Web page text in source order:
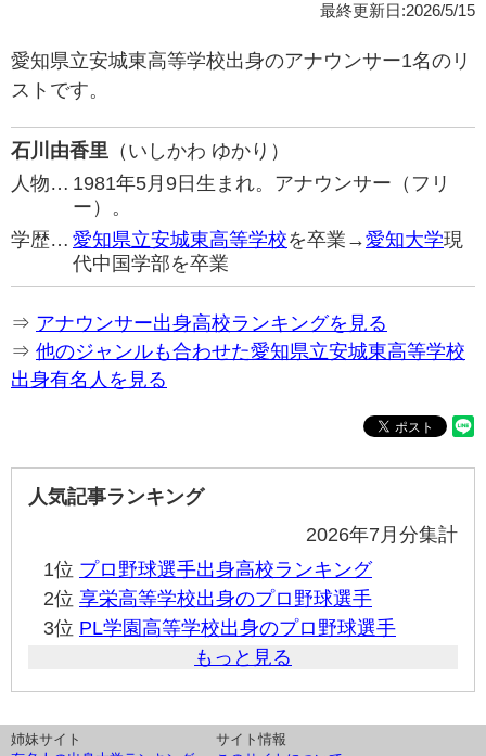
最終更新日:2026/5/15
愛知県立安城東高等学校出身のアナウンサー1名のリ
ストです。
石川由香里 （いしかわ ゆかり）
人物… 1981年5月9日生まれ。アナウンサー（フリ
ー）。
学歴… 愛知県立安城東高等学校を卒業→愛知大学現
代中国学部を卒業
⇒ アナウンサー出身高校ランキングを見る
⇒ 他のジャンルも合わせた愛知県立安城東高等学校
出身有名人を見る
人気記事ランキング
2026年7月分集計
1位 プロ野球選手出身高校ランキング
2位 享栄高等学校出身のプロ野球選手
3位 PL学園高等学校出身のプロ野球選手
もっと見る
姉妹サイト
サイト情報